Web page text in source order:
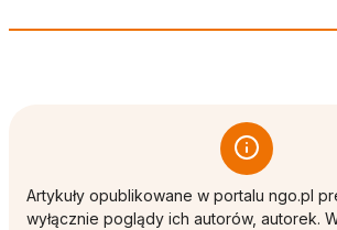
Artykuły opublikowane w portalu ngo.pl
wyłącznie poglądy ich autorów, autorek.